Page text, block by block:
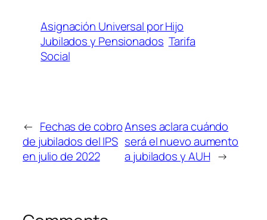
Asignación Universal por Hijo
Jubilados y Pensionados Tarifa
Social
← Fechas de cobro
de jubilados del IPS
en julio de 2022
Anses aclara cuándo
será el nuevo aumento
a jubilados y AUH →